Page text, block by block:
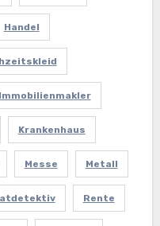
Handel
Immobilienmakler
Krankenhaus
Messe Metall
Rente